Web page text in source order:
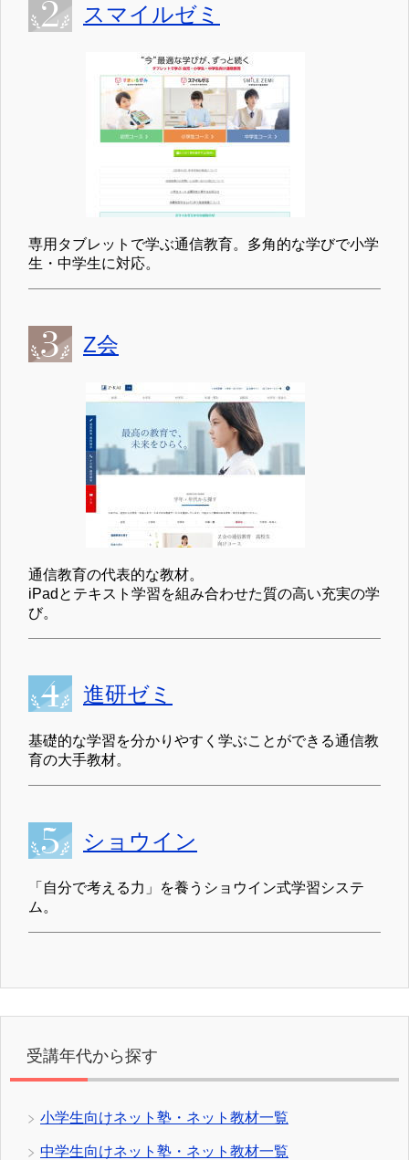
スマイルゼミ
専用タブレットで学ぶ通信教育。多角的な学びで小学
生・中学生に対応。
Z会
通信教育の代表的な教材。
iPadとテキスト学習を組み合わせた質の高い充実の学
び。
進研ゼミ
基礎的な学習を分かりやすく学ぶことができる通信教
育の大手教材。
ショウイン
「自分で考える力」を養うショウイン式学習システ
ム。
受講年代から探す
小学生向けネット塾・ネット教材一覧
中学生向けネット塾・ネット教材一覧